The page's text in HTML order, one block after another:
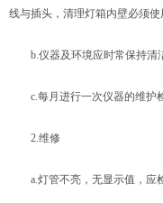
线与插头，清理灯箱内壁必须使
b.仪器及环境应时常保持清
c.每月进行一次仪器的维护检
2.维修
a.灯管不亮，无显示值，应检